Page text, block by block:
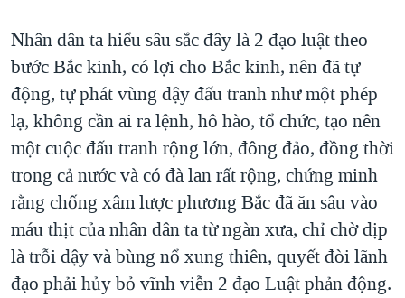
Nhân dân ta hiểu sâu sắc đây là 2 đạo luật theo
bước Bắc kinh, có lợi cho Bắc kinh, nên đã tự
động, tự phát vùng dậy đấu tranh như một phép
lạ, không cần ai ra lệnh, hô hào, tổ chức, tạo nên
một cuộc đấu tranh rộng lớn, đông đảo, đồng thời
trong cả nước và có đà lan rất rộng, chứng minh
rằng chống xâm lược phương Bắc đã ăn sâu vào
máu thịt của nhân dân ta từ ngàn xưa, chỉ chờ dịp
là trỗi dậy và bùng nổ xung thiên, quyết đòi lãnh
đạo phải hủy bỏ vĩnh viễn 2 đạo Luật phản động.